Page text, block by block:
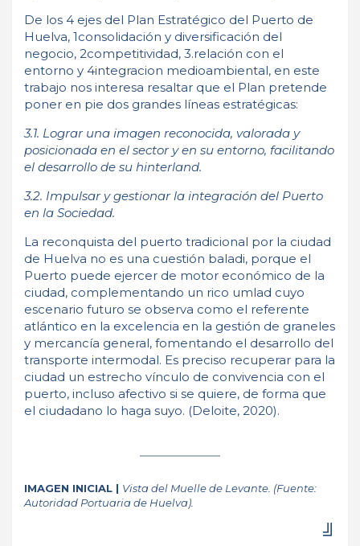
De los 4 ejes del Plan Estratégico del Puerto de
Huelva, 1consolidación y diversificación del
negocio, 2competitividad, 3.relación con el
entorno y 4integracion medioambiental, en este
trabajo nos interesa resaltar que el Plan pretende
poner en pie dos grandes líneas estratégicas:
3.1. Lograr una imagen reconocida, valorada y
posicionada en el sector y en su entorno, facilitando
el desarrollo de su hinterland.
3.2. Impulsar y gestionar la integración del Puerto
en la Sociedad.
La reconquista del puerto tradicional por la ciudad
de Huelva no es una cuestión baladi, porque el
Puerto puede ejercer de motor económico de la
ciudad, complementando un rico umlad cuyo
escenario futuro se observa como el referente
atlántico en la excelencia en la gestión de graneles
y mercancía general, fomentando el desarrollo del
transporte intermodal. Es preciso recuperar para la
ciudad un estrecho vínculo de convivencia con el
puerto, incluso afectivo si se quiere, de forma que
el ciudadano lo haga suyo. (Deloite, 2020).
IMAGEN INICIAL | Vista del Muelle de Levante. (Fuente:
Autoridad Portuaria de Huelva).
╝